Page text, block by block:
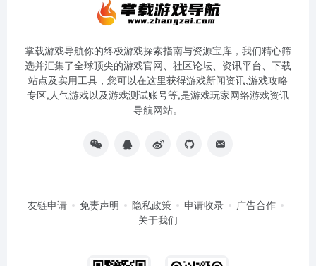
掌载游戏导航你的终极游戏探索指南与资源宝库，我们精心筛
选并汇集了全球顶尖的游戏官网、社区论坛、资讯平台、下载
站点及实用工具，您可以在这里获得游戏新闻资讯,游戏攻略
专区,人气游戏以及游戏测试账号等,是游戏玩家网络游戏资讯
导航网站。
友链申请 免责声明 隐私政策 申请收录
广告合作
关于我们